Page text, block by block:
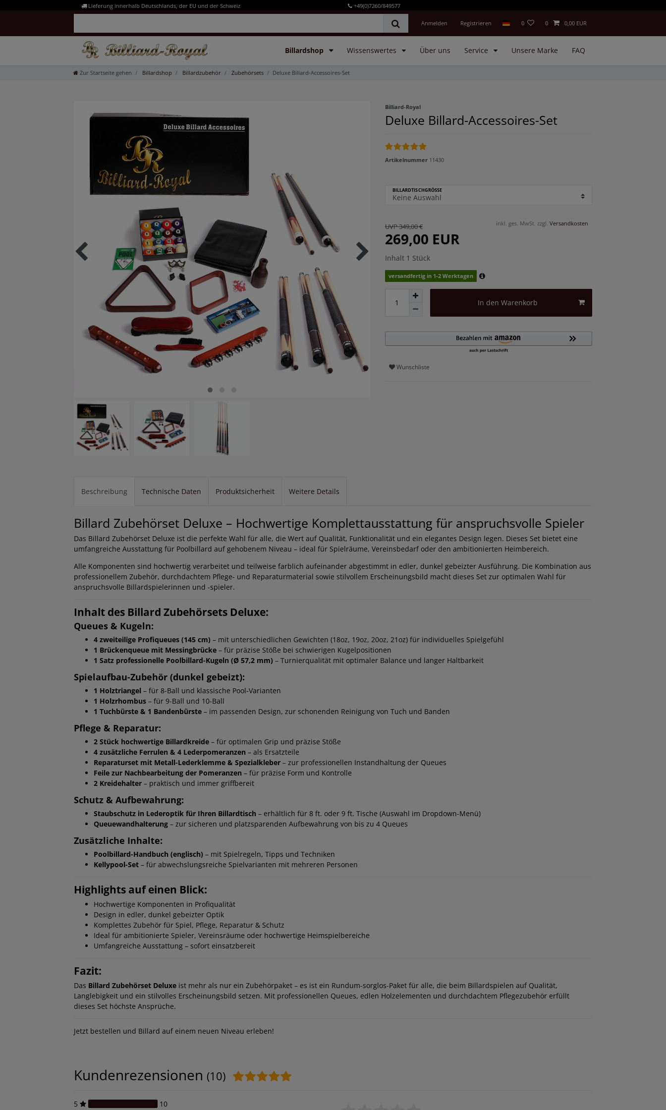
Lieferung innerhalb Deutschlands, der EU und der Schweiz +49(0)7260/849577
Anmelden Registrieren 0 0 0,00 EUR
Billardshop Wissenswertes Über uns Service Unsere Marke FAQ
Zur Startseite gehen Billardshop Billardzubehör Zubehörsets Deluxe Billard-Accessoires-Set
Billiard-Royal
Deluxe Billard-Accessoires-Set
Artikelnummer 11430
BILLARDTISCHGRÖSSE
UVP 349,00 €
269,00 EUR
Inhalt 1 Stück
inkl. ges. MwSt. zzgl. Versandkosten
versandfertig in 1-2 Werktagen
In den Warenkorb
Wunschliste
Beschreibung Technische Daten Produktsicherheit Weitere Details
Billard Zubehörset Deluxe – Hochwertige Komplettausstattung für anspruchsvolle Spieler
Das Billard Zubehörset Deluxe ist die perfekte Wahl für alle, die Wert auf Qualität, Funktionalität und ein elegantes Design legen. Dieses Set bietet eine
umfangreiche Ausstattung für Poolbillard auf gehobenem Niveau – ideal für Spielräume, Vereinsbedarf oder den ambitionierten Heimbereich.
Alle Komponenten sind hochwertig verarbeitet und teilweise farblich aufeinander abgestimmt in edler, dunkel gebeizter Ausführung. Die Kombination aus
professionellem Zubehör, durchdachtem Pflege- und Reparaturmaterial sowie stilvollem Erscheinungsbild macht dieses Set zur optimalen Wahl für
anspruchsvolle Billardspielerinnen und -spieler.
Inhalt des Billard Zubehörsets Deluxe:
Queues & Kugeln:
4 zweiteilige Profiqueues (145 cm) – mit unterschiedlichen Gewichten (18oz, 19oz, 20oz, 21oz) für individuelles Spielgefühl
1 Brückenqueue mit Messingbrücke – für präzise Stöße bei schwierigen Kugelpositionen
1 Satz professionelle Poolbillard-Kugeln (Ø 57,2 mm) – Turnierqualität mit optimaler Balance und langer Haltbarkeit
Spielaufbau-Zubehör (dunkel gebeizt):
1 Holztriangel – für 8-Ball und klassische Pool-Varianten
1 Holzrhombus – für 9-Ball und 10-Ball
1 Tuchbürste & 1 Bandenbürste – im passenden Design, zur schonenden Reinigung von Tuch und Banden
Pflege & Reparatur:
2 Stück hochwertige Billardkreide – für optimalen Grip und präzise Stöße
4 zusätzliche Ferrulen & 4 Lederpomeranzen – als Ersatzteile
Reparaturset mit Metall-Lederklemme & Spezialkleber – zur professionellen Instandhaltung der Queues
Feile zur Nachbearbeitung der Pomeranzen – für präzise Form und Kontrolle
2 Kreidehalter – praktisch und immer griffbereit
Schutz & Aufbewahrung:
Staubschutz in Lederoptik für Ihren Billardtisch – erhältlich für 8 ft. oder 9 ft. Tische (Auswahl im Dropdown-Menü)
Queuewandhalterung – zur sicheren und platzsparenden Aufbewahrung von bis zu 4 Queues
Zusätzliche Inhalte:
Poolbillard-Handbuch (englisch) – mit Spielregeln, Tipps und Techniken
Kellypool-Set – für abwechslungsreiche Spielvarianten mit mehreren Personen
Highlights auf einen Blick:
Hochwertige Komponenten in Profiqualität
Design in edler, dunkel gebeizter Optik
Komplettes Zubehör für Spiel, Pflege, Reparatur & Schutz
Ideal für ambitionierte Spieler, Vereinsräume oder hochwertige Heimspielbereiche
Umfangreiche Ausstattung – sofort einsatzbereit
Fazit:
Das Billard Zubehörset Deluxe ist mehr als nur ein Zubehörpaket – es ist ein Rundum-sorglos-Paket für alle, die beim Billardspielen auf Qualität,
Langlebigkeit und ein stilvolles Erscheinungsbild setzen. Mit professionellen Queues, edlen Holzelementen und durchdachtem Pflegezubehör erfüllt
dieses Set höchste Ansprüche.
Jetzt bestellen und Billard auf einem neuen Niveau erleben!
Kundenrezensionen (10)
5
10